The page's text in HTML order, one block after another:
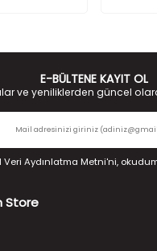
E-BÜLTENE KAYIT OL
ve yeniliklerden güncel
Veri Aydınlatma Metni'ni,
Store